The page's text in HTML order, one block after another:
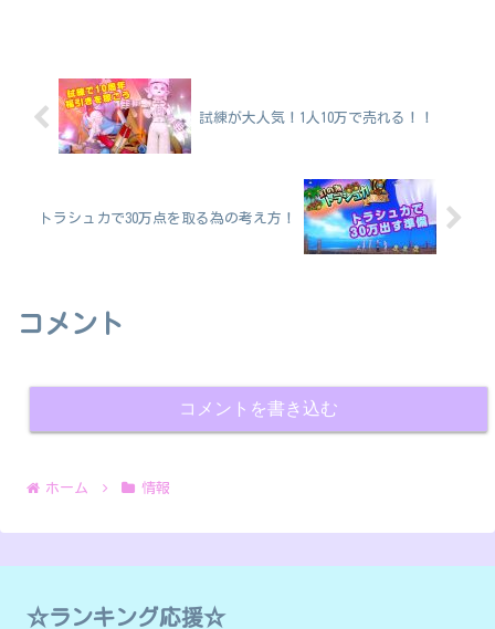
試練が大人気！1人10万で売れる！！
トラシュカで30万点を取る為の考え方！
コメント
コメントを書き込む
ホーム 情報
☆ランキング応援☆